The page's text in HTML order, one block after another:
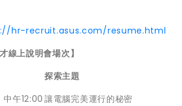
hr-recruit.asus.com/resume.html
線上說明會場次】
探索主題
午12:00讓電腦完美運行的秘密